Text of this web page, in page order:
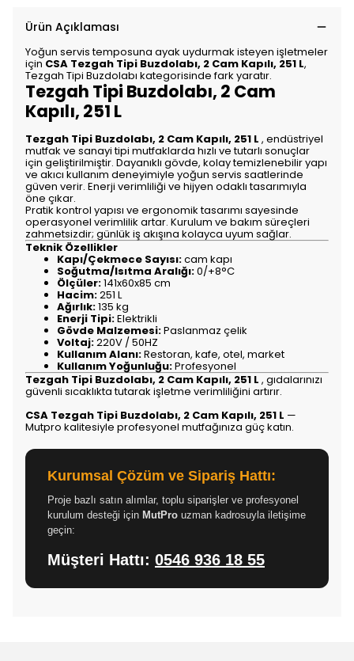
Ürün Açıklaması
Yoğun servis temposuna ayak uydurmak isteyen işletmeler
için CSA Tezgah Tipi Buzdolabı, 2 Cam Kapılı, 251 L,
Tezgah Tipi Buzdolabı kategorisinde fark yaratır.
Tezgah Tipi Buzdolabı, 2 Cam
Kapılı, 251 L
Tezgah Tipi Buzdolabı, 2 Cam Kapılı, 251 L , endüstriyel
mutfak ve sanayi tipi mutfaklarda hızlı ve tutarlı sonuçlar
için geliştirilmiştir. Dayanıklı gövde, kolay temizlenebilir yapı
ve akıcı kullanım deneyimiyle yoğun servis saatlerinde
güven verir. Enerji verimliliği ve hijyen odaklı tasarımıyla
öne çıkar.
Pratik kontrol yapısı ve ergonomik tasarımı sayesinde
operasyonel verimlilik artar. Kurulum ve bakım süreçleri
zahmetsizdir; günlük iş akışına kolayca uyum sağlar.
Teknik Özellikler
Kapı/Çekmece Sayısı:cam kapı
Soğutma/Isıtma Aralığı:0/+8°C
Ölçüler:141x60x85 cm
Hacim:251 L
Ağırlık:135 kg
Enerji Tipi:Elektrikli
Gövde Malzemesi:Paslanmaz çelik
Voltaj:220V / 50HZ
Kullanım Alanı:Restoran, kafe, otel, market
Kullanım Yoğunluğu:Profesyonel
Tezgah Tipi Buzdolabı, 2 Cam Kapılı, 251 L , gıdalarınızı
güvenli sıcaklıkta tutarak işletme verimliliğini artırır.
CSA Tezgah Tipi Buzdolabı, 2 Cam Kapılı, 251 L —
Mutpro kalitesiyle profesyonel mutfağınıza güç katın.
Kurumsal Çözüm ve Sipariş Hattı:
Proje bazlı satın alımlar, toplu siparişler ve profesyonel
kurulum desteği için MutPro uzman kadrosuyla iletişime
geçin:
Müşteri Hattı: 0546 936 18 55